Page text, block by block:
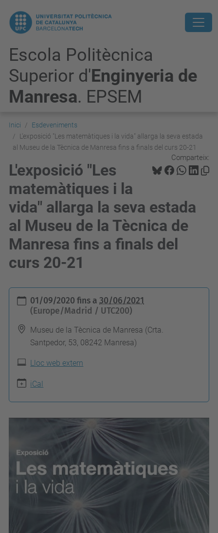
Escola Politècnica
Superior d'Enginyeria de
Manresa. EPSEM
Inici
Esdeveniments
L'exposició "Les matemàtiques i la vida" allarga la seva estada
al Museu de la Tècnica de Manresa fins a finals del curs 20-21
Comparteix:
L'exposició "Les
matemàtiques i la
vida" allarga la seva estada
al Museu de la Tècnica de
Manresa fins a finals del
curs 20-21
p
01/09/2020fins a30/06/2021
(Europe/Madrid / UTC200)
Museu de la Tècnica de Manresa (Crta.
Santpedor, 53, 08242 Manresa)
Lloc web extern
iCal